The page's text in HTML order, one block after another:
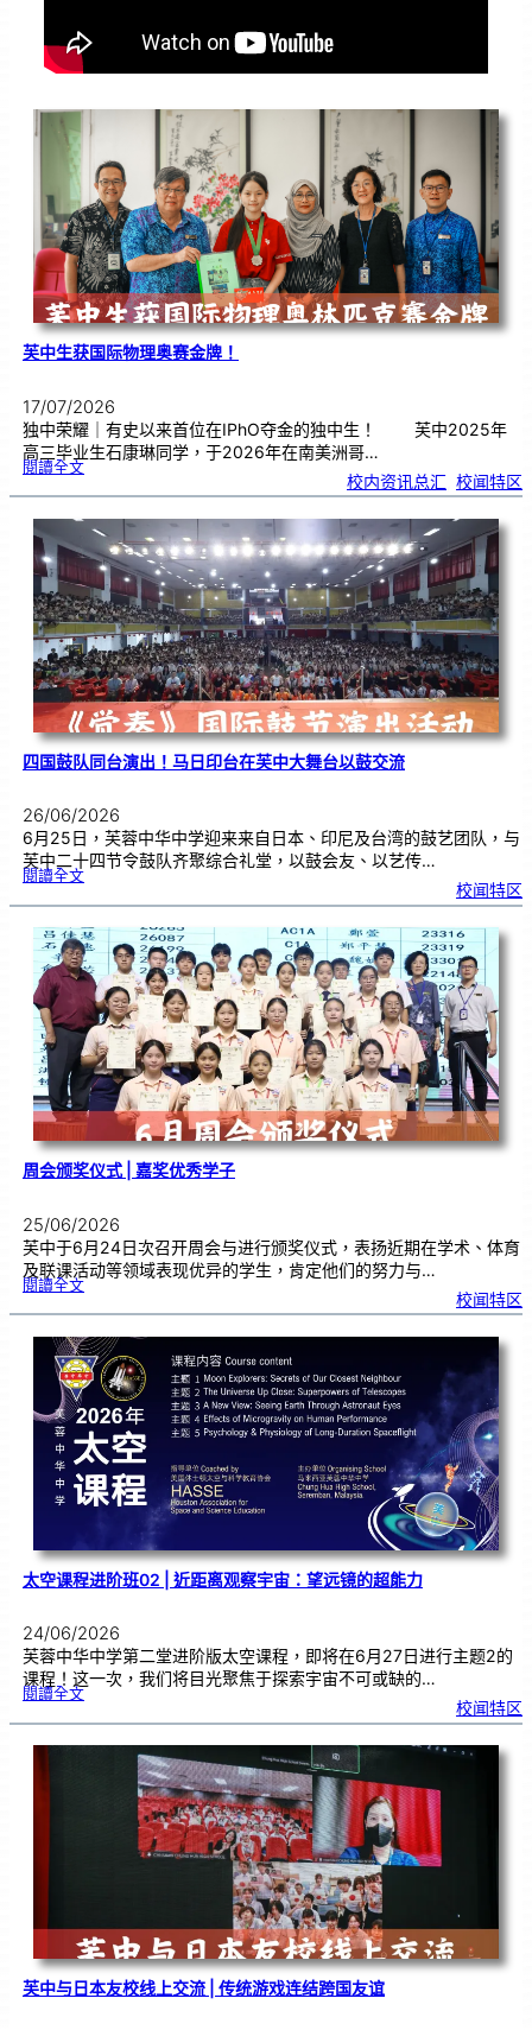
芙中生获国际物理奥赛金牌！
17/07/2026
独中荣耀｜有史以来首位在IPhO夺金的独中生！ 芙中2025年
高三毕业生石康琳同学，于2026年在南美洲哥…
閱讀全文:芙
获
际
物
理
赛
金
牌
！
校内资讯总汇 校闻特区
四国鼓队同台演出！马日印台在芙中大舞台以鼓交流
26/06/2026
6月25日，芙蓉中华中学迎来来自日本、印尼及台湾的鼓艺团队，与
芙中二十四节令鼓队齐聚综合礼堂，以鼓会友、以艺传…
閱讀全文:四
队
台
演
出
！
马
日
印
台
在
芙
中
大
舞
台
以
鼓
交
流
校闻特区
周会颁奖仪式 | 嘉奖优秀学子
25/06/2026
芙中于6月24日次召开周会与进行颁奖仪式，表扬近期在学术、体育
及联课活动等领域表现优异的学生，肯定他们的努力与…
閱讀全文:周
奖
式
|嘉
奖
优
秀
学
子
校闻特区
太空课程进阶班02 | 近距离观察宇宙：望远镜的超能力
24/06/2026
芙蓉中华中学第二堂进阶版太空课程，即将在6月27日进行主题2的
课程！这一次，我们将目光聚焦于探索宇宙不可或缺的…
閱讀全文:太
程
阶
班
校闻特区
芙中与日本友校线上交流 | 传统游戏连结跨国友谊